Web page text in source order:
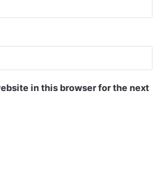
in this browser for the next